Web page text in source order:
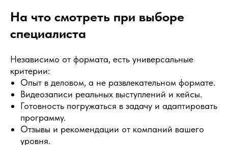
На что смотреть при выборе
специалиста
Независимо от формата, есть универсальные
критерии:
Опыт в деловом, а не развлекательном формате.
Видеозаписи реальных выступлений и кейсы.
Готовность погружаться в задачу и адаптировать
программу.
Отзывы и рекомендации от компаний вашего
уровня.